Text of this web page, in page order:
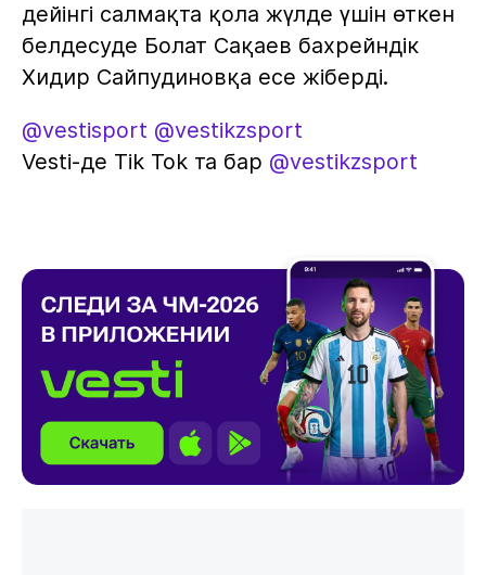
дейінгі салмақта қола жүлде үшін өткен
белдесуде Болат Сақаев бахрейндік
Хидир Сайпудиновқа есе жіберді.
@vestisport @vestikzsport
Vesti-де Tik Tok та бар @vestikzsport